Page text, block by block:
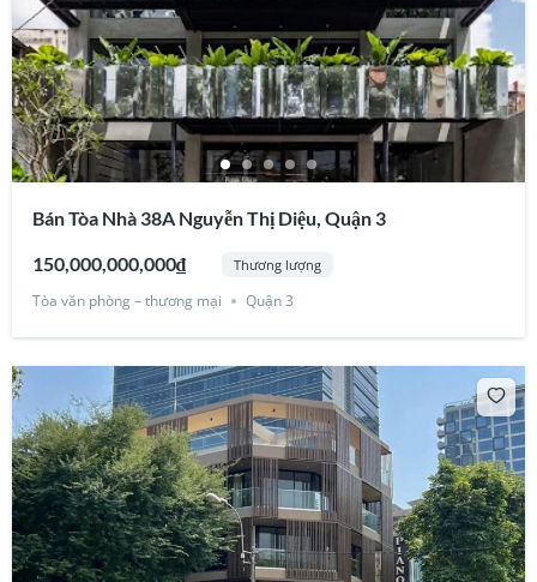
Bán Tòa Nhà 38A Nguyễn Thị Diệu, Quận 3
150,000,000,000₫ Thương lượng
Tòa văn phòng – thương mại Quận 3